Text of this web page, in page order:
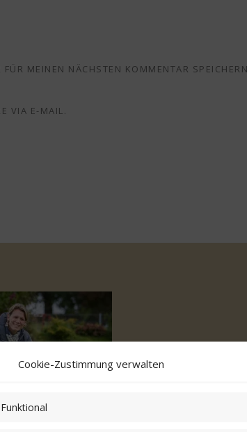
Cookie-Zustimmung verwalten
Funktional
MEINEN NÄCHSTEN KOMMENTAR
VIA E-MAIL.